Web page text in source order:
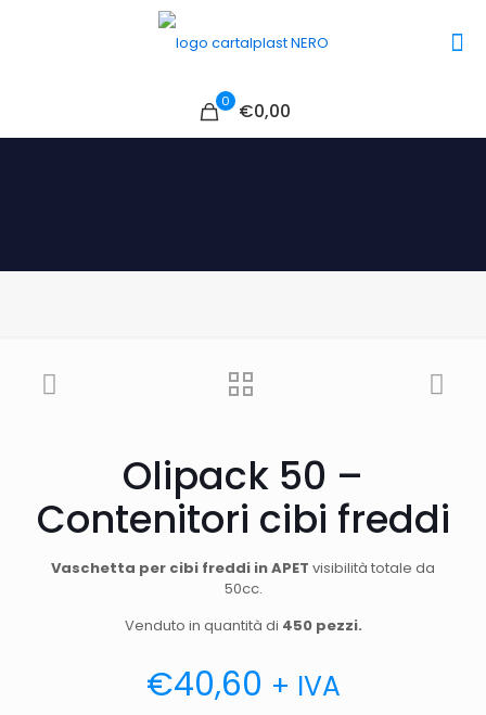
0 €0,00
Olipack 50 –
Contenitori cibi freddi
Vaschetta per cibi freddi in APET visibilità totale da
50cc.
Venduto in quantità di 450 pezzi.
€40,60 + IVA